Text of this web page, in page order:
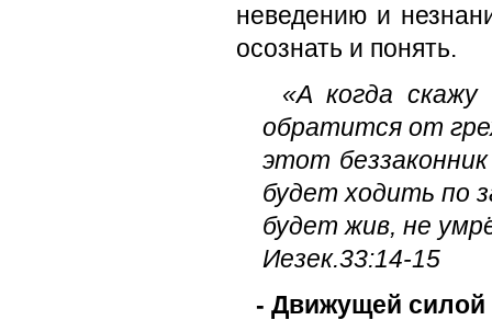
неведению и
осознать и понять.
«А когда
обратится от
этот
будет ходить по
будет жив, не
Иезек.33:14-15
- Движущей силой